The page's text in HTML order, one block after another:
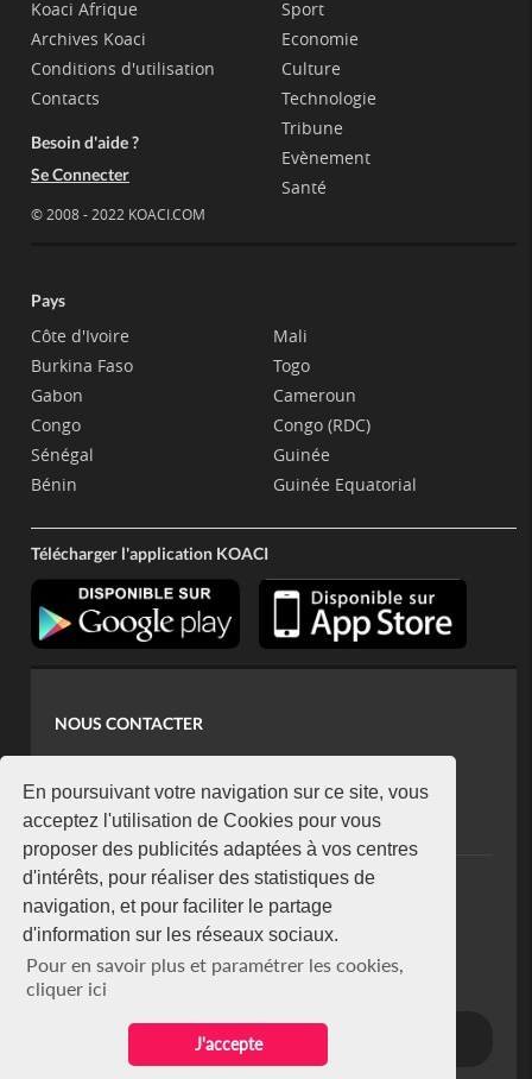
En poursuivant votre navigation sur ce site, vous
acceptez l'utilisation de Cookies pour vous
proposer des publicités adaptées à vos centres
d'intérêts, pour réaliser des statistiques de
navigation, et pour faciliter le partage
d'information sur les réseaux sociaux.
Pour en savoir plus et paramétrer les cookies,
cliquer ici
J'accepte
Koaci Afrique
Archives Koaci
Conditions d'utilisation
Contacts
Besoin d'aide ?
Se Connecter
© 2008 - 2022 KOACI.COM
Sport
Economie
Culture
Technologie
Tribune
Evènement
Santé
Pays
Côte d'Ivoire
Burkina Faso
Gabon
Congo
Sénégal
Bénin
Mali
Togo
Cameroun
Congo (RDC)
Guinée
Guinée Equatorial
Télécharger l'application KOACI
NOUS CONTACTER
koaci@yahoo.fr
+225 07 08 85 52 93
NEWSLETTER
Restez connecté via notre newsletter
S'abonner
Se désabonner